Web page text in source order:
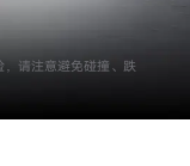
请注意避免碰撞、跌